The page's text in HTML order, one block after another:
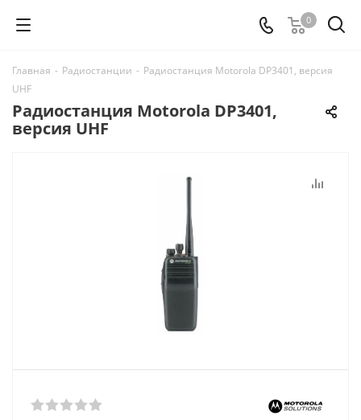
0
Главная - Радиостанции - Радиостанция Motorola DP3401, версия
UHF
Радиостанция Motorola DP3401,
версия UHF